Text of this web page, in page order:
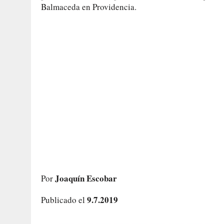
Balmaceda en Providencia.
PorJoaquín Escobar
Publicado el 9.7.2019